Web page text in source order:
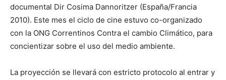
documental Dir Cosima Dannoritzer (España/Francia
2010). Este mes el ciclo de cine estuvo co-organizado
con la ONG Correntinos Contra el cambio Climático, para
concientizar sobre el uso del medio ambiente.
La proyección se llevará con estricto protocolo al entrar y